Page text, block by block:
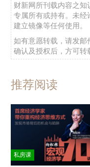
财新网所刊载内容之
专属所有或持有。未经
建立镜像等任何使用。
如有意愿转载，请发邮
确认及授权后，方可转
推荐阅读
私房课